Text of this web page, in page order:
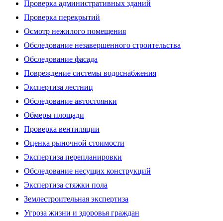
Проверка административных зданий
Проверка перекрытий
Осмотр нежилого помещения
Обследование незавершенного строительства
Обследование фасада
Повреждение системы водоснабжения
Экспертиза лестниц
Обследование автостоянки
Обмеры площади
Проверка вентиляции
Оценка рыночной стоимости
Экспертиза перепланировки
Обследование несущих конструкций
Экспертиза стяжки пола
Землестроительная экспертиза
Угроза жизни и здоровья граждан